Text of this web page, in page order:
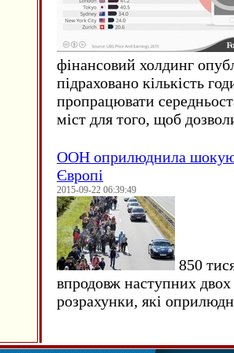
фінансовий холдинг
підраховано кількість
пропрацювати
міст для того, щоб
ООН оприлюднила
Європі
2015-09-22 06:39:49
850
впродовж наступних
розрахунки, які